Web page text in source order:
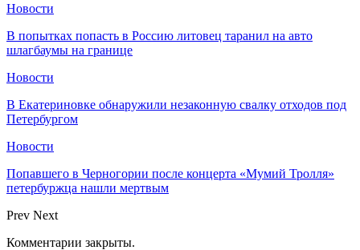
Новости
В попытках попасть в Россию литовец таранил на авто
шлагбаумы на границе
Новости
В Екатериновке обнаружили незаконную свалку отходов под
Петербургом
Новости
Попавшего в Черногории после концерта «Мумий Тролля»
петербуржца нашли мертвым
Prev Next
Комментарии закрыты.